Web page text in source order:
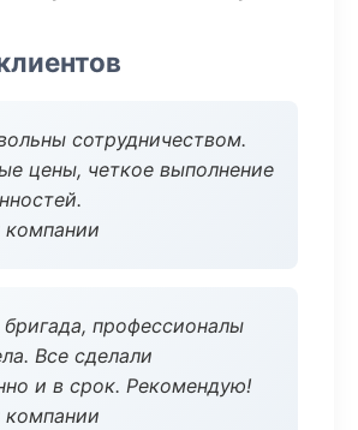
сотрудничеством.
цены, четкое выполнение
бригада, профессионалы
Все сделали
и в срок. Рекомендую!